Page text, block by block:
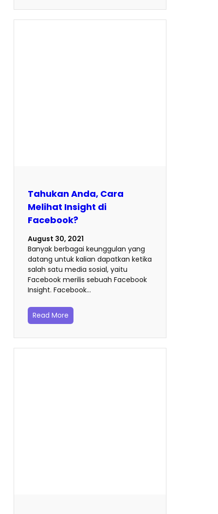
Tahukan Anda, Cara
Melihat Insight di
Facebook?
August 30, 2021
Banyak berbagai keunggulan yang
datang untuk kalian dapatkan ketika
salah satu media sosial, yaitu
Facebook merilis sebuah Facebook
Insight. Facebook…
Read More